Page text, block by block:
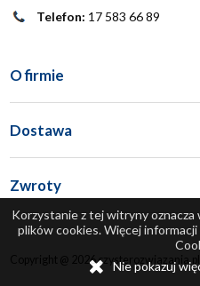
Telefon: 17 583 66 89
O firmie
Dostawa
Zwroty
Copyright @ 2026 czysterozwiazania.pl
Korzystanie z tej witryny
plików cookies. Więcej
Nie pokazuj